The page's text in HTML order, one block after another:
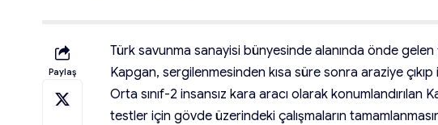
Paylaş
Türk savunma sanayisi bünyesinde alanında önde
Kapgan, sergilenmesinden kısa süre sonra araziye
Orta sınıf-2 insansız kara aracı olarak
testler için gövde üzerindeki çalışmaların